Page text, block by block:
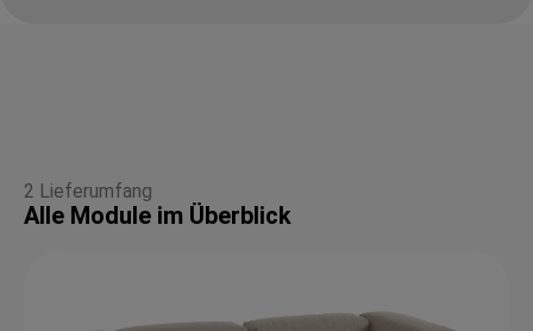
2 Lieferumfang
Alle Module im Überblick